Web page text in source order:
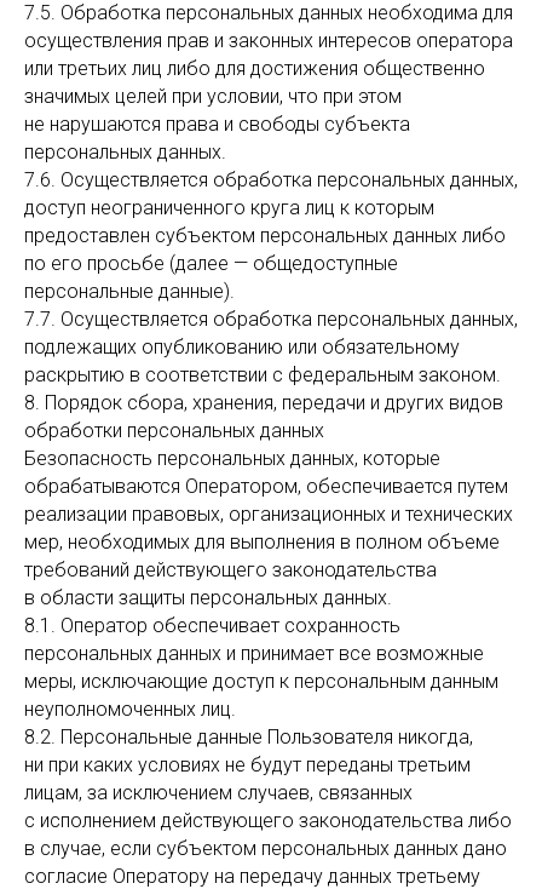
7.5. Обработка персональных данных необходима для
осуществления прав и законных интересов оператора
или третьих лиц либо для достижения общественно
значимых целей при условии, что при этом
не нарушаются права и свободы субъекта
персональных данных.
7.6. Осуществляется обработка персональных данных,
доступ неограниченного круга лиц к которым
предоставлен субъектом персональных данных либо
по его просьбе (далее — общедоступные
персональные данные).
7.7. Осуществляется обработка персональных данных,
подлежащих опубликованию или обязательному
раскрытию в соответствии с федеральным законом.
8. Порядок сбора, хранения, передачи и других видов
обработки персональных данных
Безопасность персональных данных, которые
обрабатываются Оператором, обеспечивается путем
реализации правовых, организационных и технических
мер, необходимых для выполнения в полном объеме
требований действующего законодательства
в области защиты персональных данных.
8.1. Оператор обеспечивает сохранность
персональных данных и принимает все возможные
меры, исключающие доступ к персональным данным
неуполномоченных лиц.
8.2. Персональные данные Пользователя никогда,
ни при каких условиях не будут переданы третьим
лицам, за исключением случаев, связанных
с исполнением действующего законодательства либо
в случае, если субъектом персональных данных дано
согласие Оператору на передачу данных третьему